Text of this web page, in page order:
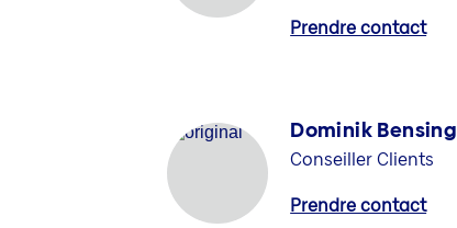
Prendre contact
Dominik Bensing
Conseiller Clients
Prendre contact